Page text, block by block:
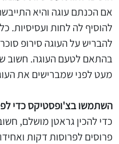
אם הכנתם עוגה והיא
להוסיף לה לחות ועסיסיות.
להבריש על העוגה סירופ
בהתאם לטעם העוגה. חשוב
מעט לפני שמברישים את
השתמשו בצ'ופסטיקס כדי
כדי להכין גראטן מושלם,
פרוסים לפרוסות דקות